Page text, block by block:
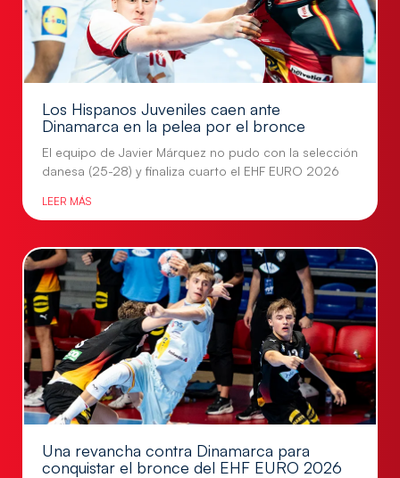
Los Hispanos Juveniles caen ante
Dinamarca en la pelea por el bronce
El equipo de Javier Márquez no pudo con la selección
danesa (25-28) y finaliza cuarto el EHF EURO 2026
LEER MÁS
Una revancha contra Dinamarca para
conquistar el bronce del EHF EURO 2026